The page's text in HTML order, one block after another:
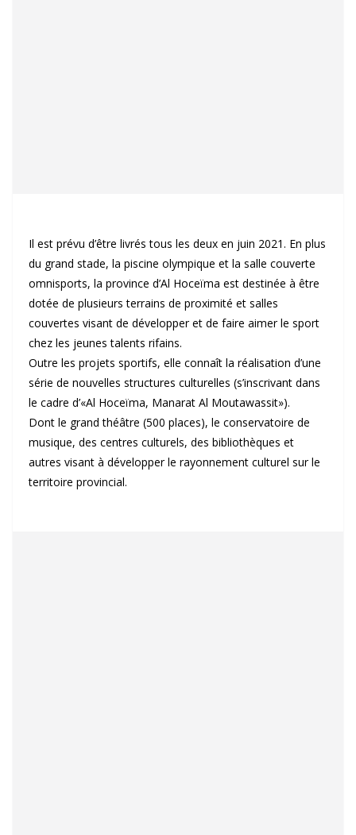
Il est prévu d’être livrés tous les deux en juin 2021. En plus
du grand stade, la piscine olympique et la salle couverte
omnisports, la province d’Al Hoceïma est destinée à être
dotée de plusieurs terrains de proximité et salles
couvertes visant de développer et de faire aimer le sport
chez les jeunes talents rifains.
Outre les projets sportifs, elle connaît la réalisation d’une
série de nouvelles structures culturelles (s’inscrivant dans
le cadre d’«Al Hoceïma, Manarat Al Moutawassit»).
Dont le grand théâtre (500 places), le conservatoire de
musique, des centres culturels, des bibliothèques et
autres visant à développer le rayonnement culturel sur le
territoire provincial.